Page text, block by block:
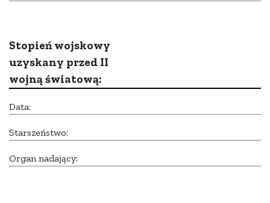
Stopień wojskowy
uzyskany przed II
wojną światową:
Data:
Starszeństwo:
Organ nadający: